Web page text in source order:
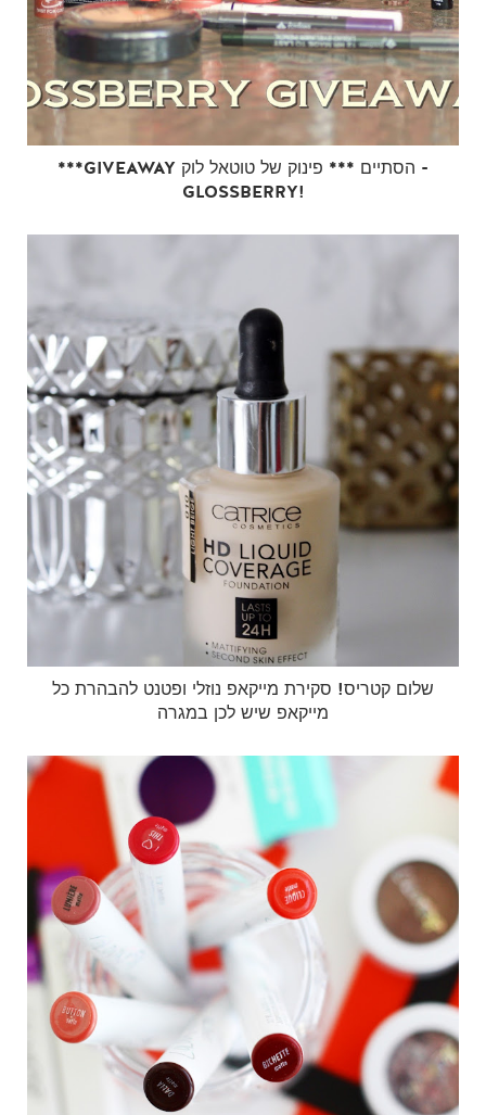
***GIVEAWAY הסתיים *** פינוק של טוטאל לוק -
GLOSSBERRY!
שלום קטריס! סקירת מייקאפ נוזלי ופטנט להבהרת כל
מייקאפ שיש לכן במגרה